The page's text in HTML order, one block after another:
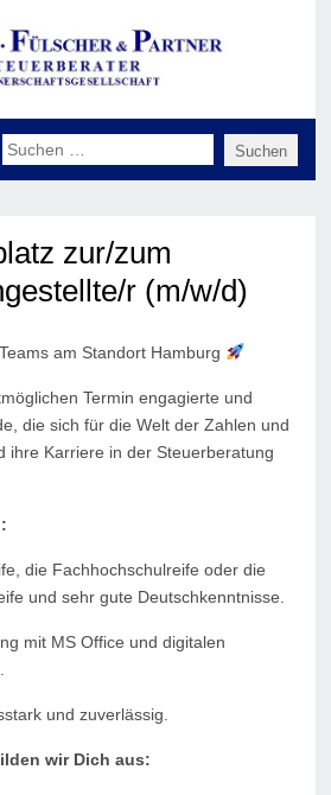
zur/zum
r (m/w/d)
am Standort Hamburg
Termin engagierte und
die sich für die Welt der Zahlen und
ihre Karriere in der Steuerberatung
die Fachhochschulreife oder die
und sehr gute Deutschkenntnisse.
mit MS Office und digitalen
und zuverlässig.
wir Dich aus: